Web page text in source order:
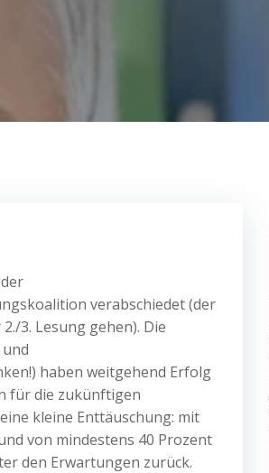
verabschiedet (der
3. Lesung gehen). Die
haben weitgehend Erfolg
für die zukünftigen
kleine Enttäuschung: mit
von mindestens 40 Prozent
den Erwartungen zurück.